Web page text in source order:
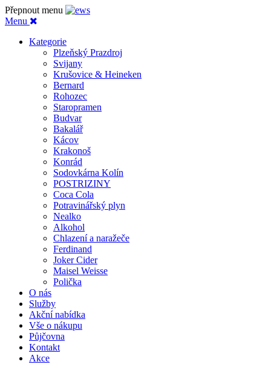
Přepnout menu
Menu
Kategorie
Plzeňský Prazdroj
Svijany
Krušovice & Heineken
Bernard
Rohozec
Staropramen
Budvar
Bakalář
Kácov
Krakonoš
Konrád
Sodovkárna Kolín
POSTRIZINY
Coca Cola
Potravinářský plyn
Nealko
Alkohol
Chlazení a naražeče
Ferdinand
Joker Cider
Maisel Weisse
Polička
O nás
Služby
Akční nabídka
Vše o nákupu
Půjčovna
Kontakt
Akce